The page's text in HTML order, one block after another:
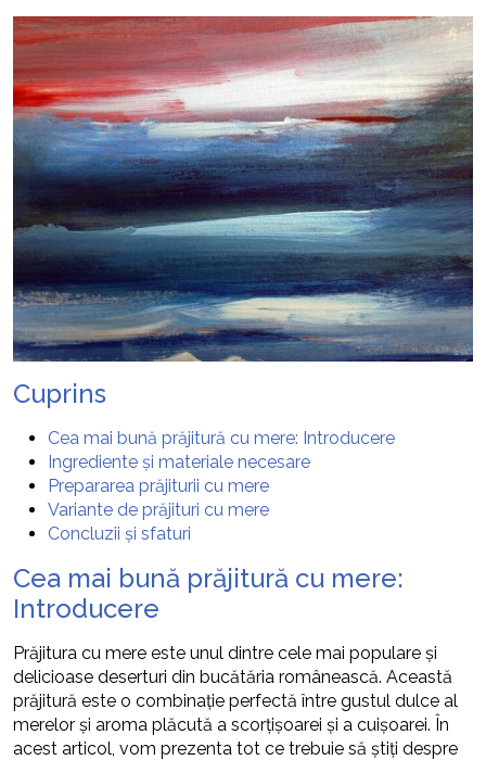
Cuprins
Cea mai bună prăjitură cu mere: Introducere
Ingrediente și materiale necesare
Prepararea prăjiturii cu mere
Variante de prăjituri cu mere
Concluzii și sfaturi
Cea mai bună prăjitură cu mere:
Introducere
Prăjitura cu mere este unul dintre cele mai populare și
delicioase deserturi din bucătăria românească. Această
prăjitură este o combinație perfectă între gustul dulce al
merelor și aroma plăcută a scorțișoarei și a cuișoarei. În
acest articol, vom prezenta tot ce trebuie să știți despre